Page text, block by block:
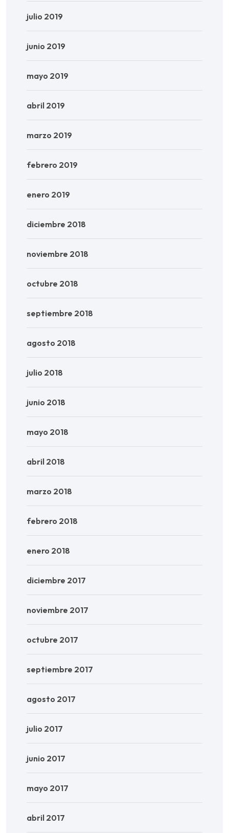
julio 2019
junio 2019
mayo 2019
abril 2019
marzo 2019
febrero 2019
enero 2019
diciembre 2018
noviembre 2018
octubre 2018
septiembre 2018
agosto 2018
julio 2018
junio 2018
mayo 2018
abril 2018
marzo 2018
febrero 2018
enero 2018
diciembre 2017
noviembre 2017
octubre 2017
septiembre 2017
agosto 2017
julio 2017
junio 2017
mayo 2017
abril 2017